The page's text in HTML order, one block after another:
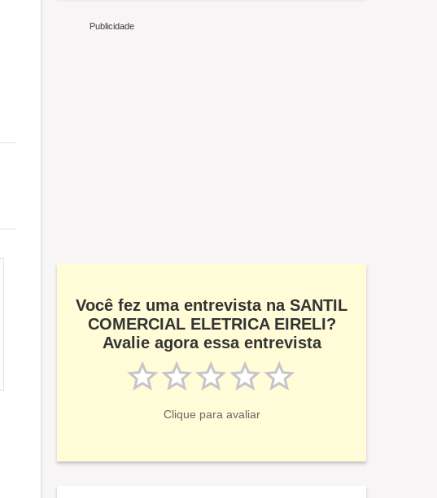
Você fez uma entrevista na SANTIL
COMERCIAL ELETRICA EIRELI?
Avalie agora essa entrevista
Clique para avaliar